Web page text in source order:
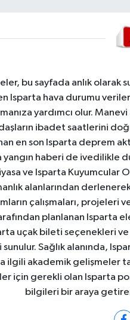
bu sayfada anlık olarak
Isparta hava durumu
yardımcı olur.
ibadet saatlerini
en son Isparta deprem
haberi de ivedilikle
ve Isparta Kuyumcular
alanlarından
çalışmaları, projeleri
planlanan Isparta
uçak bileti seçenekleri
Sağlık alanında,
ilgili akademik gelişmeler
için gerekli olan Isparta
bilgileri bir araya